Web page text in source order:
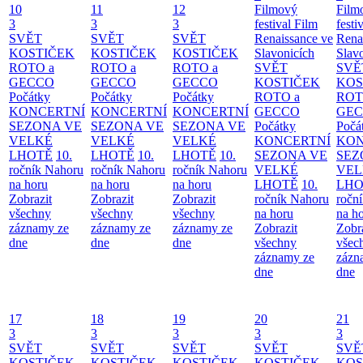
10
3
SVĚT
KOSTIČEK
ROTO a
GECCO
Počátky
KONCERTNÍ
SEZONA VE
VELKÉ
LHOTĚ 10.
ročník Nahoru
na horu
Zobrazit
všechny
záznamy ze
dne
11
3
SVĚT
KOSTIČEK
ROTO a
GECCO
Počátky
KONCERTNÍ
SEZONA VE
VELKÉ
LHOTĚ 10.
ročník Nahoru
na horu
Zobrazit
všechny
záznamy ze
dne
12
3
SVĚT
KOSTIČEK
ROTO a
GECCO
Počátky
KONCERTNÍ
SEZONA VE
VELKÉ
LHOTĚ 10.
ročník Nahoru
na horu
Zobrazit
všechny
záznamy ze
dne
Filmový
festival Film
Renaissance ve
Slavonicích
SVĚT
KOSTIČEK
ROTO a
GECCO
Počátky
KONCERTNÍ
SEZONA VE
VELKÉ
LHOTĚ 10.
ročník Nahoru
na horu
Zobrazit
všechny
záznamy ze
dne
na
dne
17
3
SVĚT
18
3
SVĚT
19
3
SVĚT
20
3
SVĚT
21
3